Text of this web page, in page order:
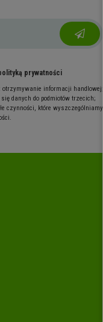
prywatności
informacji handlowej;
danych do podmiotów trzecich;
czynności, które wyszczególniamy